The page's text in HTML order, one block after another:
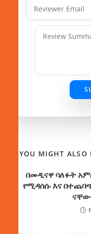
YOU MIGHT ALSO
በመዲናዋ ባለፉት
የሚዳሰሱ እና